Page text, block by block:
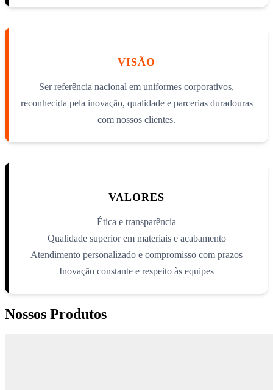
VISÃO
Ser referência nacional em uniformes corporativos,
reconhecida pela inovação, qualidade e parcerias duradouras
com nossos clientes.
VALORES
Ética e transparência
Qualidade superior em materiais e acabamento
Atendimento personalizado e compromisso com prazos
Inovação constante e respeito às equipes
Nossos Produtos